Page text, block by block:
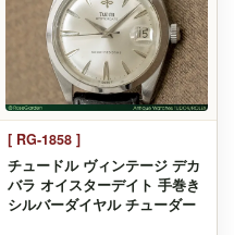
[ RG-1858 ]
チュードル ヴィンテージ デカ
バラ オイスターデイト 手巻き
シルバーダイヤル チューダー